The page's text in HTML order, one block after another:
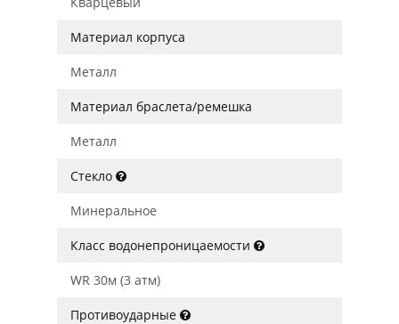
Материал корпуса
Металл
Материал браслета/ремешка
Металл
Стекло
Минеральное
Класс водонепроницаемости
WR 30м (3 атм)
Противоударные